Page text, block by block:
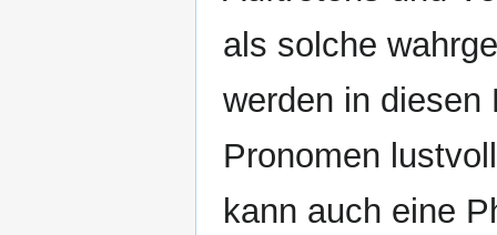
als solche
werden in diesen
Pronomen
kann auch eine